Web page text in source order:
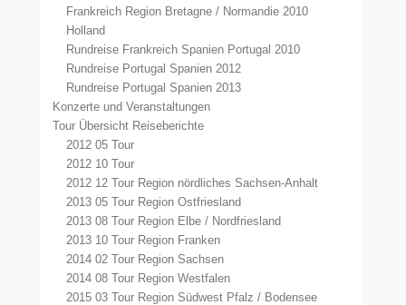
Frankreich Region Bretagne / Normandie 2010
Holland
Rundreise Frankreich Spanien Portugal 2010
Rundreise Portugal Spanien 2012
Rundreise Portugal Spanien 2013
Konzerte und Veranstaltungen
Tour Übersicht Reiseberichte
2012 05 Tour
2012 10 Tour
2012 12 Tour Region nördliches Sachsen-Anhalt
2013 05 Tour Region Ostfriesland
2013 08 Tour Region Elbe / Nordfriesland
2013 10 Tour Region Franken
2014 02 Tour Region Sachsen
2014 08 Tour Region Westfalen
2015 03 Tour Region Südwest Pfalz / Bodensee